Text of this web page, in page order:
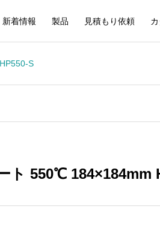
新着情報 製品 見積もり依頼
S
ト 550℃ 184×184mm